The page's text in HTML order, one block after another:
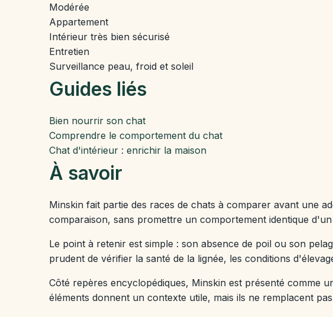
Modérée
Appartement
Intérieur très bien sécurisé
Entretien
Surveillance peau, froid et soleil
Guides liés
Bien nourrir son chat
Comprendre le comportement du chat
Chat d'intérieur : enrichir la maison
À savoir
Minskin fait partie des races de chats à comparer avant une
comparaison, sans promettre un comportement identique
Le point à retenir est simple : son absence de poil ou son
prudent de vérifier la santé de la lignée, les conditions
Côté repères encyclopédiques, Minskin est présenté comme
éléments donnent un contexte utile, mais ils ne remplacent